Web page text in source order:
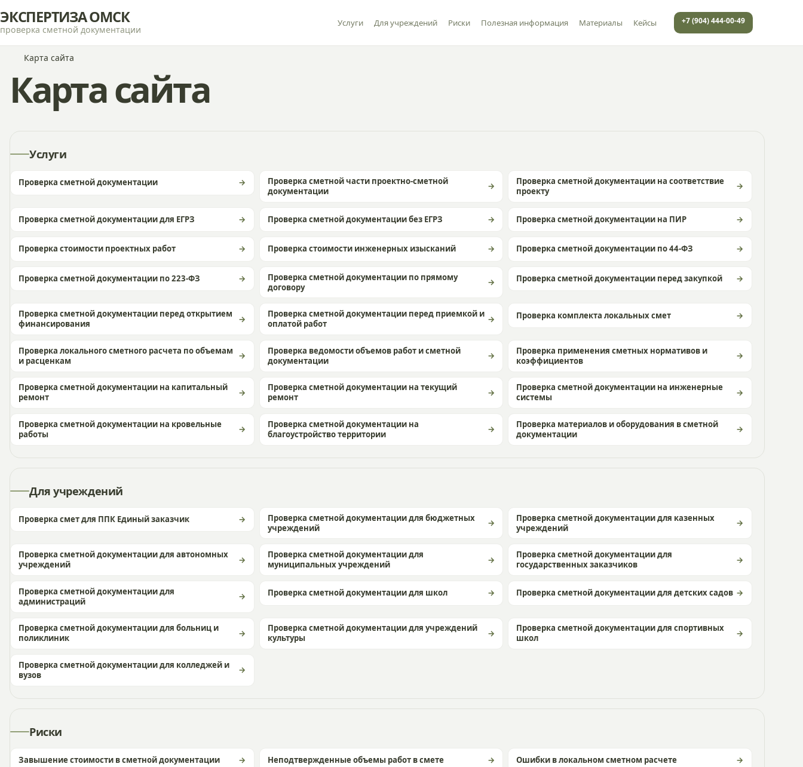
ЭКСПЕРТИЗА ОМСК
проверка сметной документации
Услуги Для учреждений Риски Полезная информация Материалы Кейсы +7 (904) 444-00-49
Карта сайта
Карта сайта
Услуги
Проверка сметной документации
Проверка сметной части проектно-сметной
документации
Проверка сметной документации на соответствие
проекту
Проверка сметной документации для ЕГРЗ Проверка сметной документации без ЕГРЗ Проверка сметной документации на ПИР
Проверка стоимости проектных работ Проверка стоимости инженерных изысканий Проверка сметной документации по 44-ФЗ
Проверка сметной документации по 223-ФЗ
Проверка сметной документации по прямому
договору
Проверка сметной документации перед закупкой
Проверка сметной документации перед открытием
финансирования
Проверка сметной документации перед приемкой и
оплатой работ
Проверка комплекта локальных смет
Проверка локального сметного расчета по объемам
и расценкам
Проверка ведомости объемов работ и сметной
документации
Проверка применения сметных нормативов и
коэффициентов
Проверка сметной документации на капитальный
ремонт
Проверка сметной документации на текущий
ремонт
Проверка сметной документации на инженерные
системы
Проверка сметной документации на кровельные
работы
Проверка сметной документации на
благоустройство территории
Проверка материалов и оборудования в сметной
документации
Для учреждений
Проверка смет для ППК Единый заказчик
Проверка сметной документации для бюджетных
учреждений
Проверка сметной документации для казенных
учреждений
Проверка сметной документации для автономных
учреждений
Проверка сметной документации для
муниципальных учреждений
Проверка сметной документации для
государственных заказчиков
Проверка сметной документации для
администраций
Проверка сметной документации для школ Проверка сметной документации для детских садов
Проверка сметной документации для больниц и
поликлиник
Проверка сметной документации для учреждений
культуры
Проверка сметной документации для спортивных
школ
Проверка сметной документации для колледжей и
вузов
Риски
Завышение стоимости в сметной документации Неподтвержденные объемы работ в смете Ошибки в локальном сметном расчете